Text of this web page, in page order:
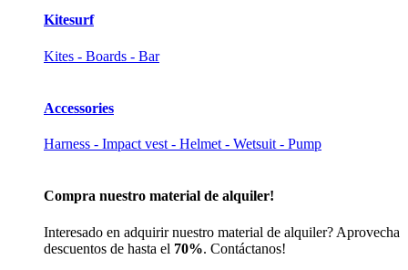
Kitesurf
Kites - Boards - Bar
Accessories
Harness - Impact vest - Helmet - Wetsuit - Pump
Compra nuestro material de alquiler!
Interesado en adquirir nuestro material de alquiler? Aprovecha
descuentos de hasta el 70%. Contáctanos!